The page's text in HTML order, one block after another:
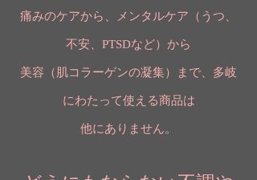
痛みのケアから、メンタルケア（うつ、
不安、PTSDなど）から
美容（肌コラーゲンの凝集）まで、多岐
にわたって使える商品は
他にありません。